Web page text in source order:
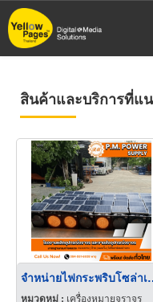
ข้าม
ไป
สินค้าและบริการที่
จำหน่าย
หมวดหมู่ : เครื่องหมายจราจร